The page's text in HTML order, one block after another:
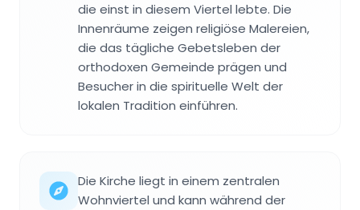
die einst in diesem Viertel lebte. Die
Innenräume zeigen religiöse Malereien,
die das tägliche Gebetsleben der
orthodoxen Gemeinde prägen und
Besucher in die spirituelle Welt der
lokalen Tradition einführen.
Die Kirche liegt in einem zentralen
Wohnviertel und kann während der